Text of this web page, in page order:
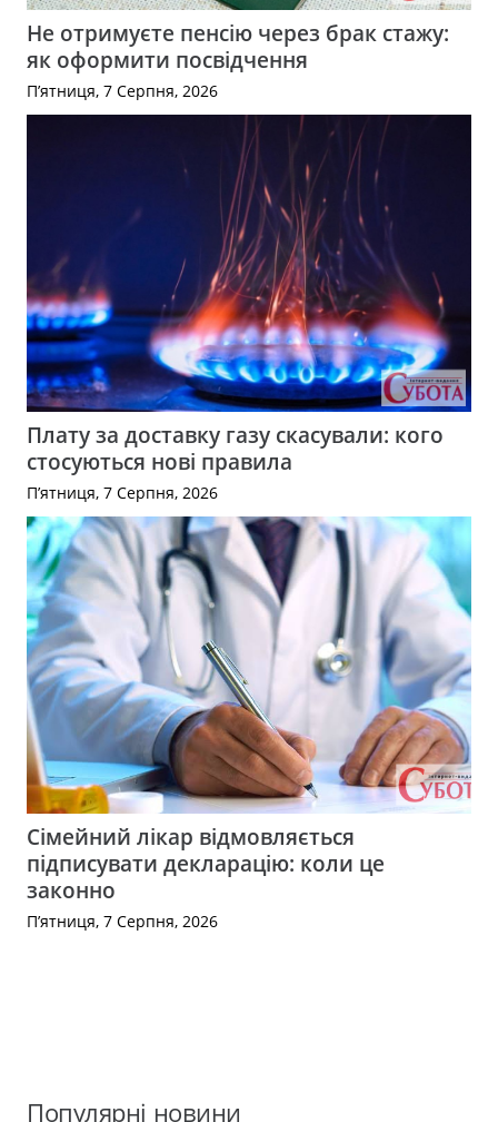
Не отримуєте пенсію через брак стажу:
як оформити посвідчення
П’ятниця, 7 Серпня, 2026
Плату за доставку газу скасували: кого
стосуються нові правила
П’ятниця, 7 Серпня, 2026
Сімейний лікар відмовляється
підписувати декларацію: коли це
законно
П’ятниця, 7 Серпня, 2026
Популярні новини